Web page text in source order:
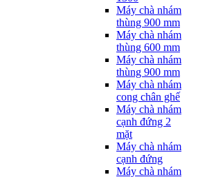
Máy chà nhám
thùng 900 mm
Máy chà nhám
thùng 600 mm
Máy chà nhám
thùng 900 mm
Máy chà nhám
cong chân ghế
Máy chà nhám
cạnh đứng 2
mặt
Máy chà nhám
cạnh đứng
Máy chà nhám